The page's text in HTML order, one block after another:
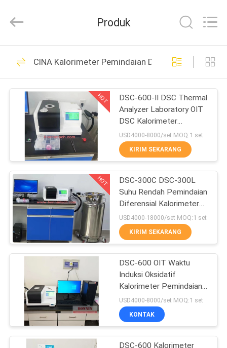
RUMAH
PRODUK
VIDEO
TENTANG
KAMI
TUR
PABRIK
KONTROL
KUALITAS
HUBUNGI
KAMI
Rights
by
Mesin Penguji Pulp
74
Penguji kemasan
kertas
45
Instrumen Pengujian
Lab
Produk
CINA Kalorimeter Pemindaian Diferensial
HOT
DSC-600-II DSC Thermal
Analyzer Laboratory OIT
DSC Kalorimeter
Pemindaian Diferensial
USD4000-8000/set MOQ:1 set
KIRIM SEKARANG
HOT
DSC-300C DSC-300L
Suhu Rendah Pemindaian
Diferensial Kalorimeter
DSC Thermal Analyzer
USD4000-18000/set MOQ:1 set
KIRIM SEKARANG
DSC-600 OIT Waktu
Induksi Oksidatif
Kalorimeter Pemindaian
Diferensial 220V
Peralatan Laboratorium
Pengujian Plastik
USD4000-8000/set MOQ:1 set
KONTAK
DSC-600 Kalorimeter